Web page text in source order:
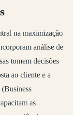
na maximização
análise de
tomem decisões
ao cliente e a
as